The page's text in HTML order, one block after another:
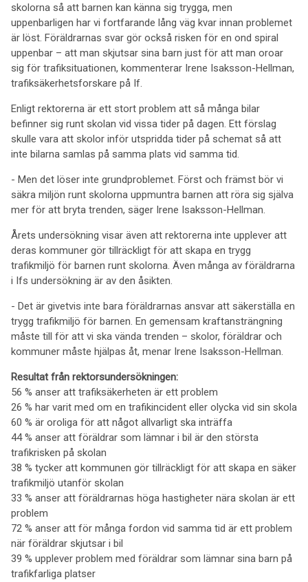
skolorna så att barnen kan känna sig trygga, men
uppenbarligen har vi fortfarande lång väg kvar innan problemet
är löst. Föräldrarnas svar gör också risken för en ond spiral
uppenbar – att man skjutsar sina barn just för att man oroar
sig för trafiksituationen, kommenterar Irene Isaksson-Hellman,
trafiksäkerhetsforskare på If.
Enligt rektorerna är ett stort problem att så många bilar
befinner sig runt skolan vid vissa tider på dagen. Ett förslag
skulle vara att skolor inför utspridda tider på schemat så att
inte bilarna samlas på samma plats vid samma tid.
- Men det löser inte grundproblemet. Först och främst bör vi
säkra miljön runt skolorna uppmuntra barnen att röra sig själva
mer för att bryta trenden, säger Irene Isaksson-Hellman.
Årets undersökning visar även att rektorerna inte upplever att
deras kommuner gör tillräckligt för att skapa en trygg
trafikmiljö för barnen runt skolorna. Även många av föräldrarna
i Ifs undersökning är av den åsikten.
- Det är givetvis inte bara föräldrarnas ansvar att säkerställa en
trygg trafikmiljö för barnen. En gemensam kraftansträngning
måste till för att vi ska vända trenden – skolor, föräldrar och
kommuner måste hjälpas åt, menar Irene Isaksson-Hellman.
Resultat från rektorsundersökningen:
56 % anser att trafiksäkerheten är ett problem
26 % har varit med om en trafikincident eller olycka vid sin skola
60 % är oroliga för att något allvarligt ska inträffa
44 % anser att föräldrar som lämnar i bil är den största
trafikrisken på skolan
38 % tycker att kommunen gör tillräckligt för att skapa en säker
trafikmiljö utanför skolan
33 % anser att föräldrarnas höga hastigheter nära skolan är ett
problem
72 % anser att för många fordon vid samma tid är ett problem
när föräldrar skjutsar i bil
39 % upplever problem med föräldrar som lämnar sina barn på
trafikfarliga platser